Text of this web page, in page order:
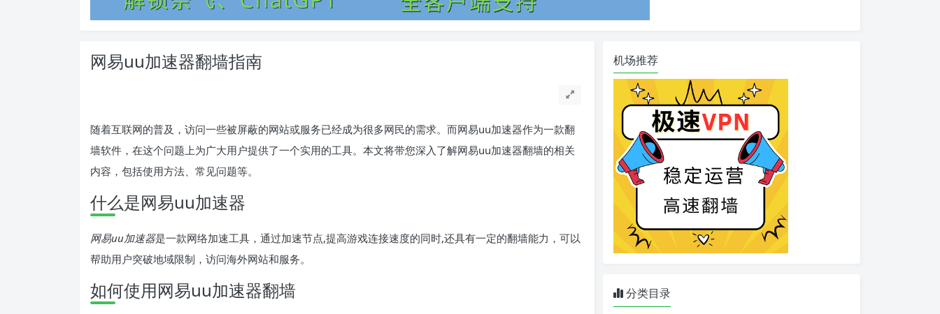
网易uu加速器翻墙指南
随着互联网的普及，访问一些被屏蔽的网站或服务已经成为很多网民的需求。而网易uu加速器作为一款翻
墙软件，在这个问题上为广大用户提供了一个实用的工具。本文将带您深入了解网易uu加速器翻墙的相关
内容，包括使用方法、常见问题等。
什么是网易uu加速器
网易uu加速器是一款网络加速工具，通过加速节点,提高游戏连接速度的同时,还具有一定的翻墙能力，可以
帮助用户突破地域限制，访问海外网站和服务。
如何使用网易uu加速器翻墙
机场推荐
分类目录